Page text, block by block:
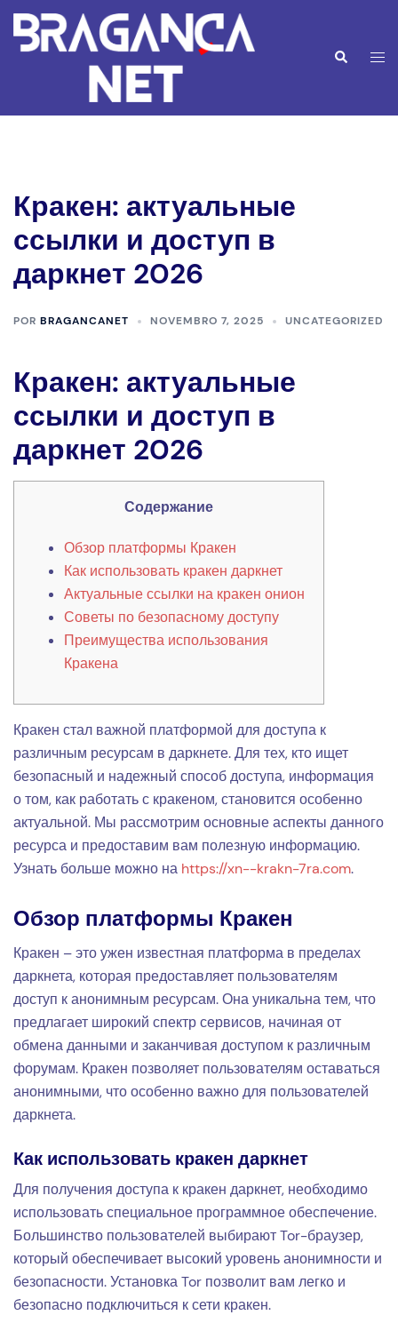
Saltar
para
Pesquisar
Кракен: актуальные
ссылки и доступ в
даркнет 2026
POR BRAGANCANET NOVEMBRO 7, 2025 UNCATEGORIZED
Кракен: актуальные
ссылки и доступ в
даркнет 2026
Содержание
Обзор платформы Кракен
Как использовать кракен даркнет
Актуальные ссылки на кракен онион
Советы по безопасному доступу
Преимущества использования
Кракена
Кракен стал важной платформой для доступа к
различным ресурсам в даркнете. Для тех, кто ищет
безопасный и надежный способ доступа, информация
о том, как работать с кракеном, становится особенно
актуальной. Мы рассмотрим основные аспекты данного
ресурса и предоставим вам полезную информацию.
Узнать больше можно на https://xn--krakn-7ra.com.
Обзор платформы Кракен
Кракен – это ужен известная платформа в пределах
даркнета, которая предоставляет пользователям
доступ к анонимным ресурсам. Она уникальна тем, что
предлагает широкий спектр сервисов, начиная от
обмена данными и заканчивая доступом к различным
форумам. Кракен позволяет пользователям оставаться
анонимными, что особенно важно для пользователей
даркнета.
Как использовать кракен даркнет
Для получения доступа к кракен даркнет, необходимо
использовать специальное программное обеспечение.
Большинство пользователей выбирают Tor-браузер,
который обеспечивает высокий уровень анонимности и
безопасности. Установка Tor позволит вам легко и
безопасно подключиться к сети кракен.